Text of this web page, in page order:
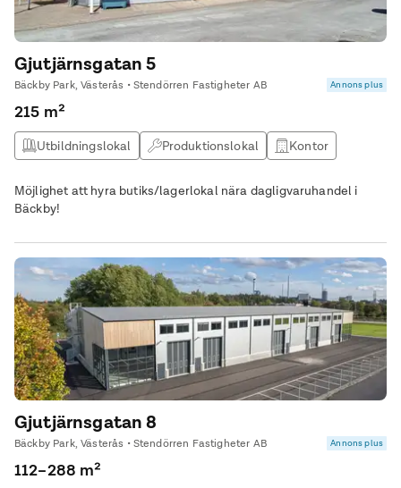
Gjutjärnsgatan 5
Bäckby Park, Västerås • Stendörren Fastigheter AB Annons plus
215 m²
Utbildningslokal Produktionslokal
Kontor
Möjlighet att hyra butiks/lagerlokal nära dagligvaruhandel i
Bäckby!
Gjutjärnsgatan 8
Bäckby Park, Västerås • Stendörren Fastigheter AB Annons plus
112–288 m²